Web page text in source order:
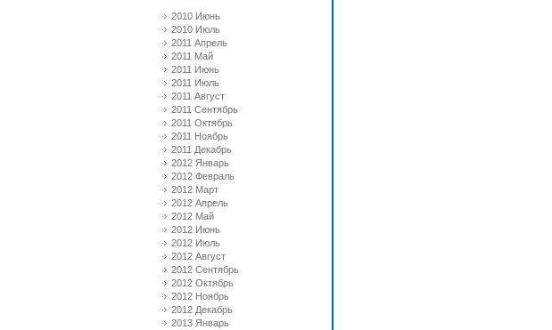
2010 Июнь
2010 Июль
2011 Апрель
2011 Май
2011 Июнь
2011 Июль
2011 Август
2011 Сентябрь
2011 Октябрь
2011 Ноябрь
2011 Декабрь
2012 Январь
2012 Февраль
2012 Март
2012 Апрель
2012 Май
2012 Июнь
2012 Июль
2012 Август
2012 Сентябрь
2012 Октябрь
2012 Ноябрь
2012 Декабрь
2013 Январь